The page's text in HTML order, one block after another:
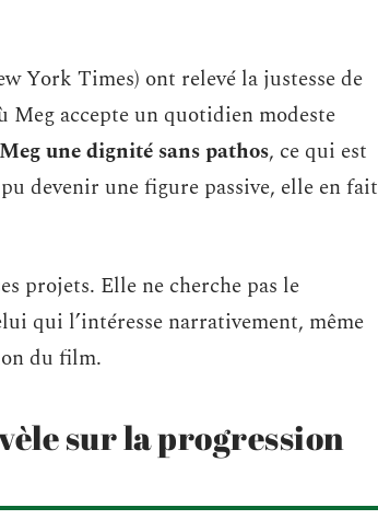
York Times) ont relevé la justesse de
accepte un quotidien modeste
une dignité sans pathos, ce qui est
devenir une figure passive, elle en fait
projets. Elle ne cherche pas le
qui l’intéresse narrativement, même
du film.
sur la progression